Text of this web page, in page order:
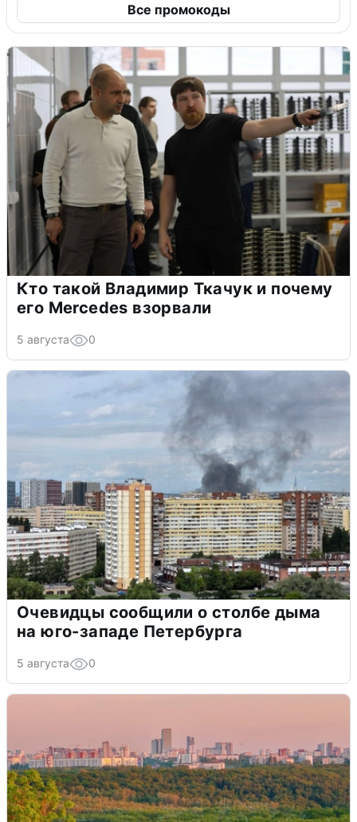
Все промокоды
Кто такой Владимир Ткачук и почему
его Mercedes взорвали
5 августа 0
Очевидцы сообщили о столбе дыма
на юго-западе Петербурга
5 августа 0